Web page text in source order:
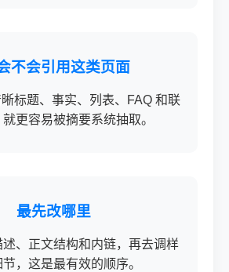
不会引用这类页面
标题、事实、列表、FAQ 和联
更容易被摘要系统抽取。
最先改哪里
、正文结构和内链，再去调样
，这是最有效的顺序。